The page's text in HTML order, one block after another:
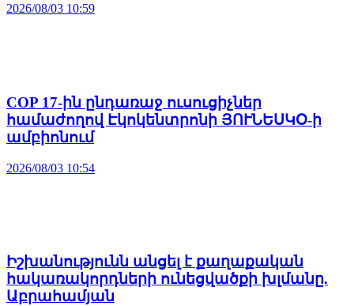
2026/08/03 10:59
COP 17-ին ընդառաջ ուսուցիչներ
համաժողով Էկոկենտրոնի ՅՈՒՆԵՍԿՕ-ի
ամբիոնում
2026/08/03 10:54
Իշխանությունն անցել է քաղաքական
հակառակորդների ունեցվածքի խլմանը.
Աբրահամյան